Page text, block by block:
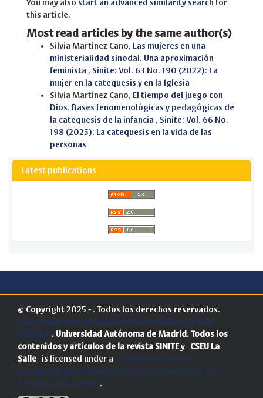
You may also start an advanced similarity search for
this article.
Most read articles by the same author(s)
Silvia Martínez Cano,
Las mujeres en una
ministerialidad sinodal. Una aproximación
feminista , Sinite: Vol. 63 No. 190 (2022): La
mujer en la catequesis y en la Iglesia
Silvia Martínez Cano, El tiempo del juego con
Dios. Bases fenomenológicas y pedagógicas de
la catequesis de la infancia , Sinite: Vol. 66 No.
198 (2025): La catequesis en la vida de las
personas
Latest publications
© Copyright 2025 - . Todos los derechos reservados.
Centro Superior de Estudios Universitarios La Salle
(CSEULS). Universidad Autónoma de Madrid. Todos los
contenidos y artículos de la revista SINITEy CSEU La
Salle is licensed under a Creative Commons
Reconocimiento-NoComercial-SinObraDerivada 4.0
Internacional License.